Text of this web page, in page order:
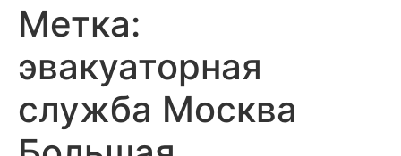
Метка:
эвакуаторная
служба Москва